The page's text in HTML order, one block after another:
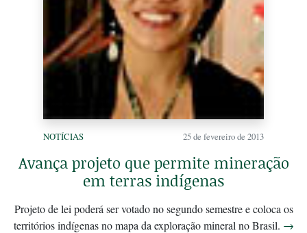
NOTÍCIAS 25 de fevereiro de 2013
Avança projeto que permite mineração
em terras indígenas
Projeto de lei poderá ser votado no segundo semestre e coloca os
territórios indígenas no mapa da exploração mineral no Brasil. →